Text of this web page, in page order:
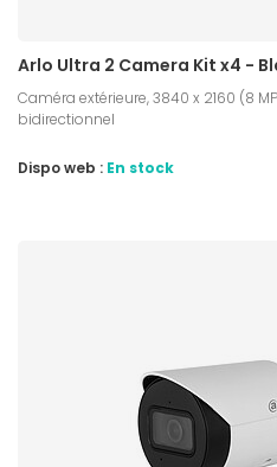
Arlo Ultra 2 Camera Kit x4 -
Caméra extérieure, 3840 x 2160 (8
bidirectionnel
Dispo web : En stock